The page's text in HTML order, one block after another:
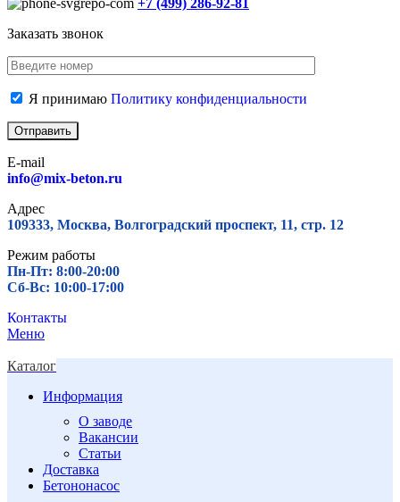
+7 (499) 286-92-81
Заказать звонок
Я принимаю Политику конфиденциальности
E-mail
info@mix-beton.ru
Адрес
109333, Москва, Волгоградский проспект, 11, стр. 12
Режим работы
Пн-Пт: 8:00-20:00
Сб-Вс: 10:00-17:00
Контакты
Меню
Каталог
Информация
О заводе
Вакансии
Статьи
Доставка
Бетононасос